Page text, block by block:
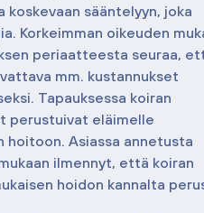
sääntelyyn, joka
Korkeimman oikeuden
periaatteesta seuraa,
mm. kustannukset
Tapauksessa koiran
perustuivat eläimelle
hoitoon. Asiassa annetusta
ilmennyt, että koiran
hoidon kannalta